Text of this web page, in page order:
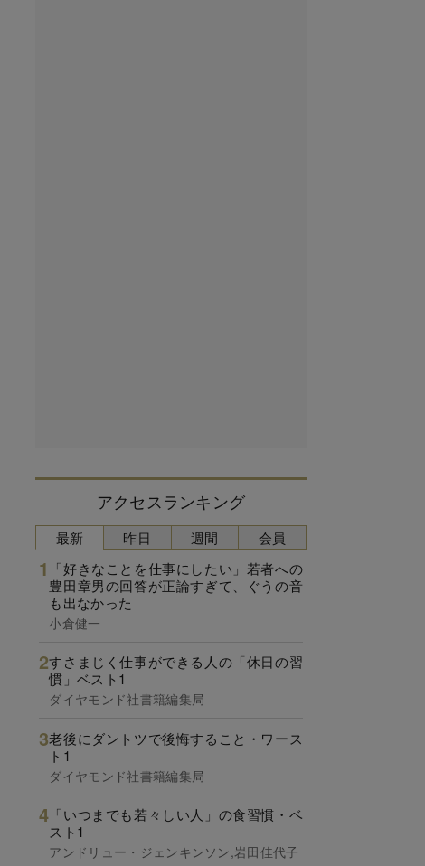
アクセスランキング
最新
「好きなことを仕事にしたい」若者への
豊田章男の回答が正論すぎて、ぐうの音
も出なかった
小倉健一
すさまじく仕事ができる人の「休日の習
慣」ベスト1
ダイヤモンド社書籍編集局
老後にダントツで後悔すること・ワース
ト1
ダイヤモンド社書籍編集局
「いつまでも若々しい人」の食習慣・ベ
スト1
アンドリュー・ジェンキンソン,岩田佳代子
昨日 週間 会員